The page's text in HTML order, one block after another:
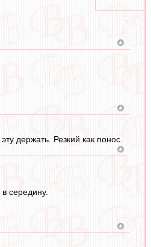
держать. Резкий как понос.
середину.